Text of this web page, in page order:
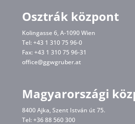
Osztrák központ
Kolingasse 6, A-1090 Wien
Tel: +43 1 310 75 96-0
Fax: +43 1 310 75 96-31
office@ggwgruber.at
Magyarországi
8400 Ajka, Szent István út 75.
Tel: +36 88 560 300